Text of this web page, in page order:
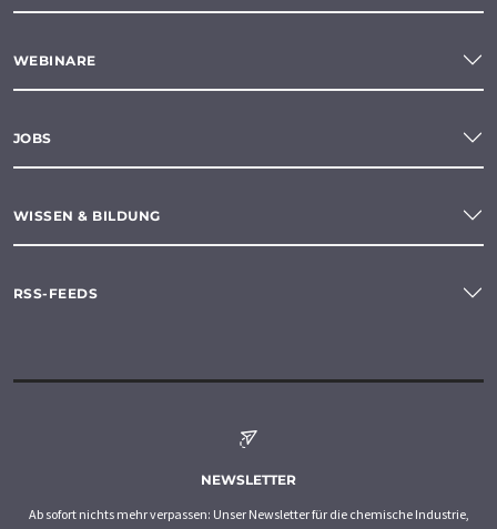
WEBINARE
JOBS
WISSEN & BILDUNG
RSS-FEEDS
NEWSLETTER
Ab sofort nichts mehr verpassen: Unser Newsletter für die chemische Industrie,